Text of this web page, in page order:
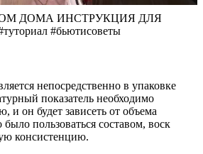
ДОМА ИНСТРУКЦИЯ ДЛЯ
#бьютисоветы
непосредственно в упаковке
показатель необходимо
и он будет зависеть от объема
пользоваться составом, воск
консистенцию.